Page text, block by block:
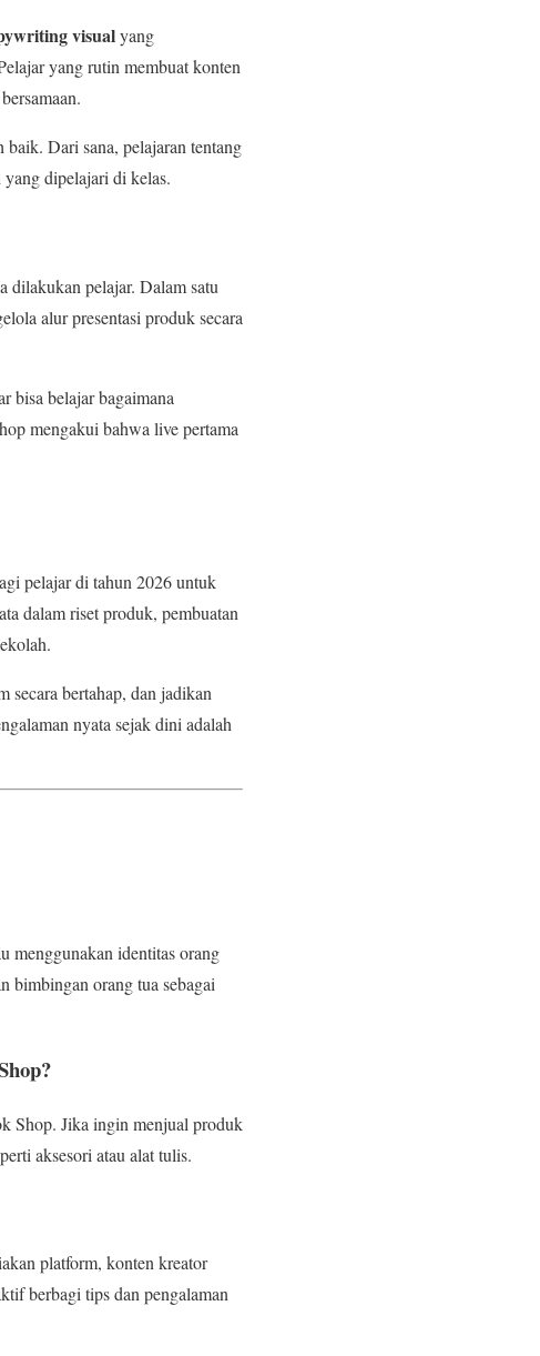
visualyang
yang rutin membuat konten
Dari sana, pelajaran tentang
dipelajari di kelas.
dilakukan pelajar. Dalam satu
alur presentasi produk secara
bisa belajar bagaimana
mengakui bahwa live pertama
pelajar di tahun 2026 untuk
dalam riset produk, pembuatan
secara bertahap, dan jadikan
nyata sejak dini adalah
menggunakan identitas orang
bimbingan orang tua sebagai
Shop. Jika ingin menjual produk
aksesori atau alat tulis.
platform, konten kreator
berbagi tips dan pengalaman